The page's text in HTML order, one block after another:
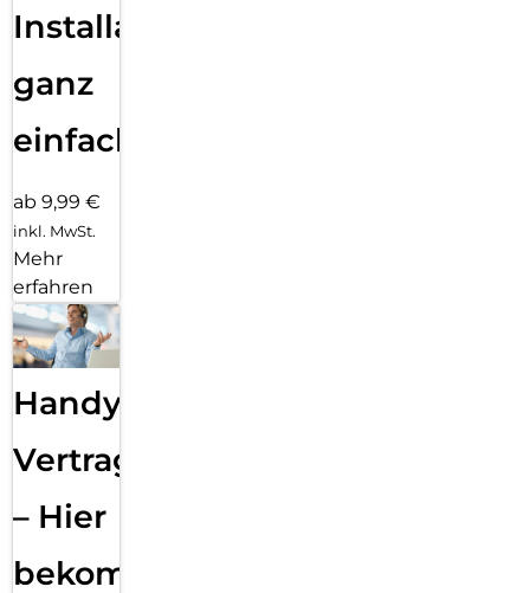
Installation
ganz
einfach
ab 9,99 €
inkl. MwSt.
Mehr
erfahren
Handy
Vertragsabwicklung
– Hier
bekommst